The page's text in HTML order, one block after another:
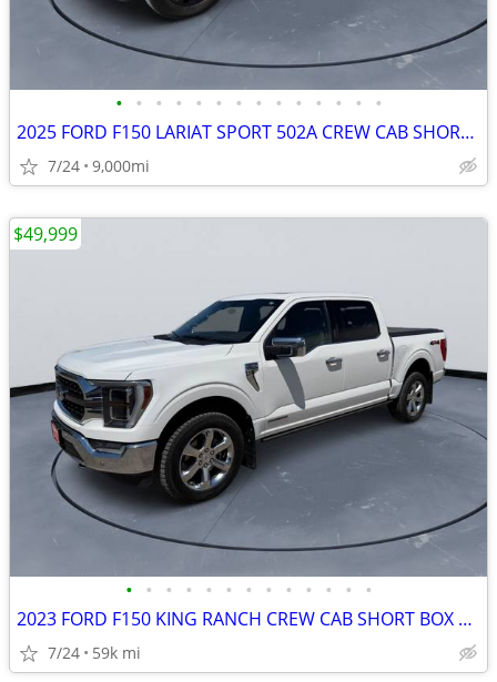
• • • • • • • • • • • • • •
2025 FORD F150 LARIAT SPORT 502A CREW CAB SHORT BOX 3.5 #525008
7/24 9,000mi
• • • • • • • • • • • • •
2023 FORD F150 KING RANCH CREW CAB SHORT BOX 3.5 POWERBOOST #523072
7/24 59k mi
$49,999